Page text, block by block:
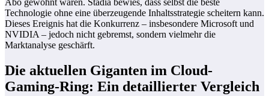
Abo gewöhnt waren. Stadia bewies, dass selbst die beste
Technologie ohne eine überzeugende Inhaltsstrategie scheitern kann.
Dieses Ereignis hat die Konkurrenz – insbesondere Microsoft und
NVIDIA – jedoch nicht gebremst, sondern vielmehr die
Marktanalyse geschärft.
Die aktuellen Giganten im Cloud-
Gaming-Ring: Ein detaillierter Vergleich